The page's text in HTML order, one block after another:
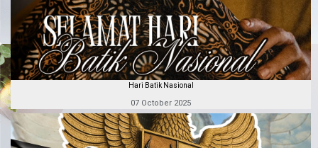
Hari Batik Nasional
07 October 2025